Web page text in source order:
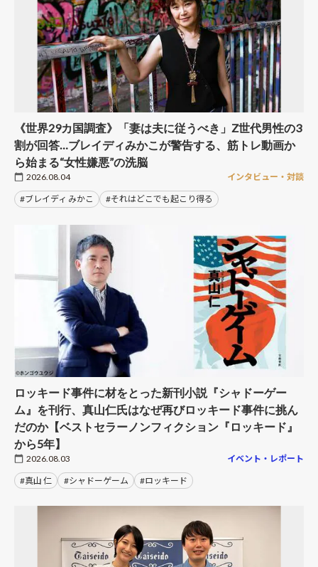
《世界29カ国調査》「妻は夫に従うべき」Z世代男性の3
割が回答…ブレイディみかこが警告する、筋トレ動画か
ら始まる“女性嫌悪”の洗脳
2026.08.04 インタビュー・対談
#ブレイディ みかこ #それはどこでも起こり得る
ロッキード事件に材をとった新刊小説『シャドーゲー
ム』を刊行、真山仁氏はなぜ再びロッキード事件に挑ん
だのか【ベストセラーノンフィクション『ロッキード』
から5年】
2026.08.03 イベント・レポート
#真山 仁 #シャドーゲーム #ロッキード